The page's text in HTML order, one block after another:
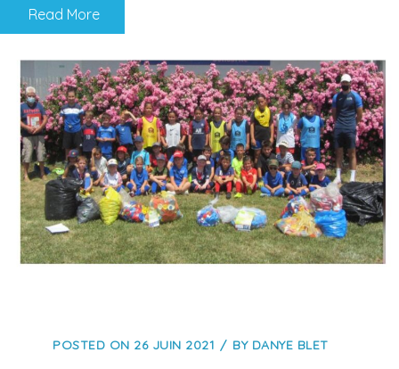
Read More
POSTED ON 26 JUIN 2021 BY DANYE BLET